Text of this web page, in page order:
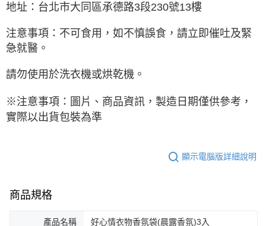
地址：台北市大同區承德路3段230號13樓
注意事項：不可食用，如不慎誤食，請立即催吐及緊
急就醫。
請勿使用於洗衣機或烘乾機。
※注意事項：圖片、商品資訊，製造日期僅供參考，
實際以出貨包裝為準
顯示電腦版詳細說明
商品規格
產品名稱 好心情衣物香氛袋(晨露香氛)3入